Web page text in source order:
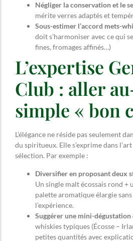
Négliger la conservation et le
mérite verres adaptés et
Sous-estimer l’accord mets-
doit s’harmoniser avec ce qui
fines, fromages affinés…)
L’expertise
Club : aller
simple « bon
L’élégance ne réside pas seulement
du spiritueux. Elle s’exprime dans
sélection. Par exemple :
Diversifier en proposant deux
Un single malt écossais rond +
palette aromatique élargie
l’expérience.
Suggérer une mini-
whiskies typiques (Écosse –
petites quantités avec